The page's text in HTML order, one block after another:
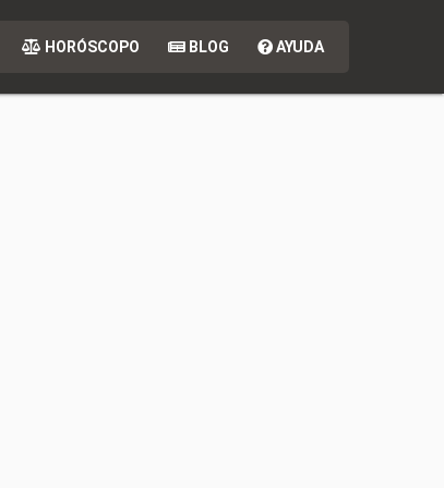
HORÓSCOPO BLOG AYUDA